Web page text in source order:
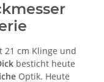
21 cm Klinge und
besticht heute
Optik. Heute